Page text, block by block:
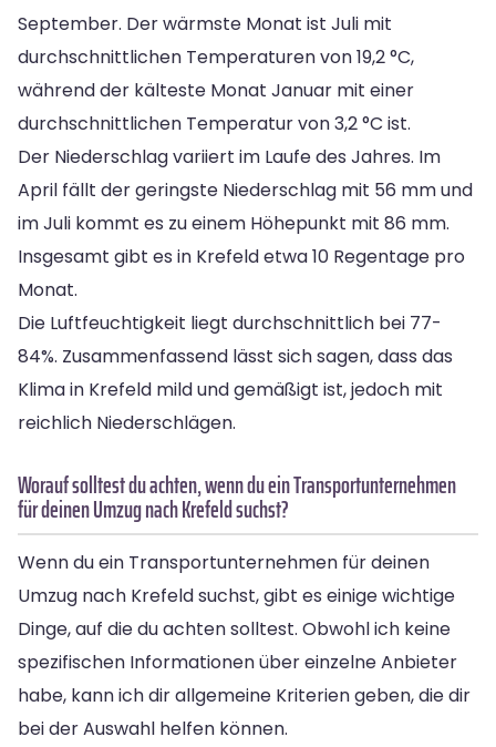
September. Der wärmste Monat ist Juli mit
durchschnittlichen Temperaturen von 19,2 °C,
während der kälteste Monat Januar mit einer
durchschnittlichen Temperatur von 3,2 °C ist.
Der Niederschlag variiert im Laufe des Jahres. Im
April fällt der geringste Niederschlag mit 56 mm und
im Juli kommt es zu einem Höhepunkt mit 86 mm.
Insgesamt gibt es in Krefeld etwa 10 Regentage pro
Monat.
Die Luftfeuchtigkeit liegt durchschnittlich bei 77-
84%. Zusammenfassend lässt sich sagen, dass das
Klima in Krefeld mild und gemäßigt ist, jedoch mit
reichlich Niederschlägen.
Worauf solltest du achten, wenn du ein Transportunternehmen
für deinen Umzug nach Krefeld suchst?
Wenn du ein Transportunternehmen für deinen
Umzug nach Krefeld suchst, gibt es einige wichtige
Dinge, auf die du achten solltest. Obwohl ich keine
spezifischen Informationen über einzelne Anbieter
habe, kann ich dir allgemeine Kriterien geben, die dir
bei der Auswahl helfen können.